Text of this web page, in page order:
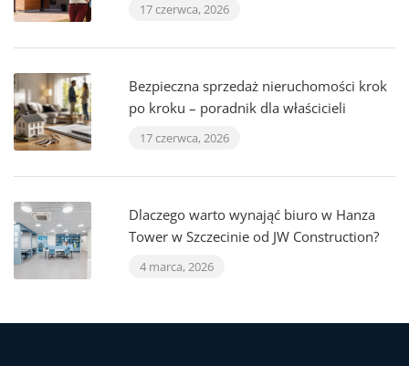
17 czerwca, 2026
Bezpieczna sprzedaż nieruchomości krok
po kroku – poradnik dla właścicieli
17 czerwca, 2026
Dlaczego warto wynająć biuro w Hanza
Tower w Szczecinie od JW Construction?
4 marca, 2026